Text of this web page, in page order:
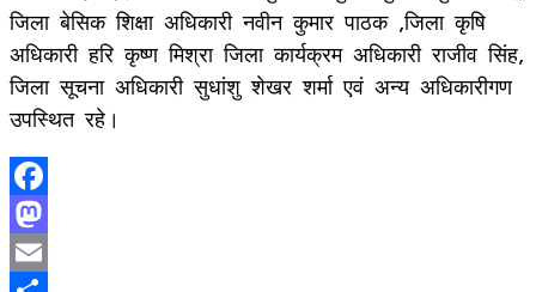
जिला बेसिक शिक्षा अधिकारी नवीन कुमार पाठक ,जिला कृषि
अधिकारी हरि कृष्ण मिश्रा जिला कार्यक्रम अधिकारी राजीव सिंह,
जिला सूचना अधिकारी सुधांशु शेखर शर्मा एवं अन्य अधिकारीगण
उपस्थित रहे।
Facebook
Mastodon